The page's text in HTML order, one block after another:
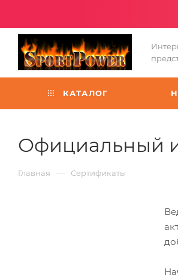
КАТАЛОГ
Официальный
Главная — Сертификаты